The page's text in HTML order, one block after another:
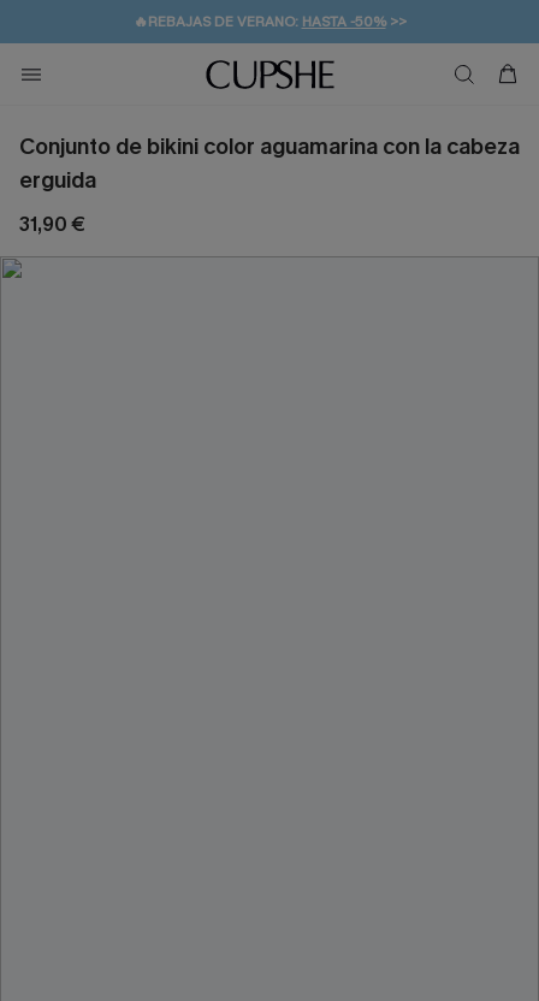
👒PROMOCIÓN DE VERANO:-10% EN 2 VESTIDOS
💌¡SUSCRIBIRSE & GANAR -10% EXTRA!
🚚ENVÍO GRATUITO A PARTIR DE 49 € >>
Conjunto de bikini color aguamarina con la cabeza
erguida
31,90 €